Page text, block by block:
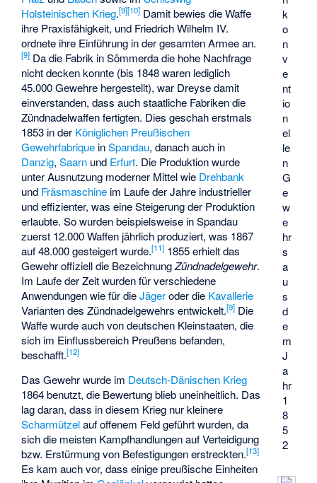
k
o
n
v
e
nt
io
n
el
le
n
G
e
w
e
hr
s
a
u
s
d
e
m
J
a
hr
1
8
5
2
Holsteinischen Krieg.[9][10] Damit bewies die Waffe
ihre Praxisfähigkeit, und Friedrich Wilhelm IV.
ordnete ihre Einführung in der gesamten Armee an.
[9] Da die Fabrik in Sömmerda die hohe Nachfrage
nicht decken konnte (bis 1848 waren lediglich
45.000 Gewehre hergestellt), war Dreyse damit
einverstanden, dass auch staatliche Fabriken die
Zündnadelwaffen fertigten. Dies geschah erstmals
1853 in der Königlichen Preußischen
Gewehrfabrique inSpandau, danach auch in
Danzig,Saarn und Erfurt. Die Produktion wurde
unter Ausnutzung moderner Mittel wie Drehbank
und Fräsmaschine im Laufe der Jahre industrieller
und effizienter, was eine Steigerung der Produktion
erlaubte. So wurden beispielsweise in Spandau
zuerst 12.000 Waffen jährlich produziert, was 1867
auf 48.000 gesteigert wurde.[11] 1855 erhielt das
Gewehr offiziell die BezeichnungZündnadelgewehr.
Im Laufe der Zeit wurden für verschiedene
Anwendungen wie für dieJägeroder die Kavallerie
Varianten des Zündnadelgewehrs entwickelt.[9] Die
Waffe wurde auch von deutschen Kleinstaaten, die
sich im Einflussbereich Preußens befanden,
beschafft.[12]
Das Gewehr wurde im Deutsch-Dänischen Krieg
1864 benutzt, die Bewertung blieb uneinheitlich. Das
lag daran, dass in diesem Krieg nur kleinere
Scharmützelauf offenem Feld geführt wurden, da
sich die meisten Kampfhandlungen auf Verteidigung
bzw. Erstürmung von Befestigungen erstreckten.[13]
Es kam auch vor, dass einige preußische Einheiten